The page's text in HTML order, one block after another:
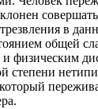
в
общей
физическим
степени